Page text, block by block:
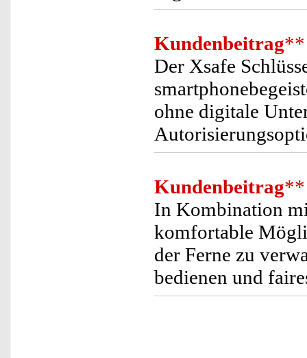
Kundenbeitrag**
Der Xsafe
ohne digitale
Kundenbeitrag**
In Kombination
komfortable
der Ferne zu
bedienen und